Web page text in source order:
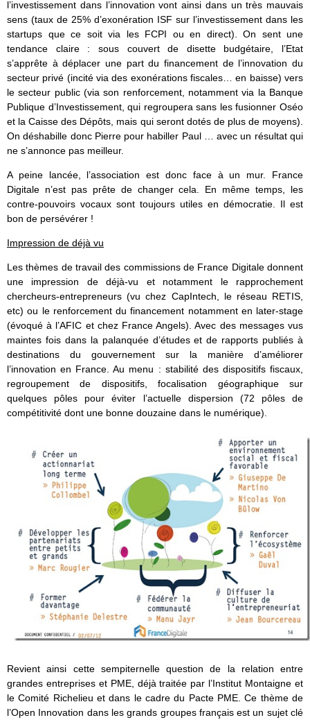
l’investissement dans l’innovation vont ainsi dans un très mauvais
sens (taux de 25% d’exonération ISF sur l’investissement dans les
startups que ce soit via les FCPI ou en direct). On sent une
tendance claire : sous couvert de disette budgétaire, l’Etat
s’apprête à déplacer une part du financement de l’innovation du
secteur privé (incité via des exonérations fiscales… en baisse) vers
le secteur public (via son renforcement, notamment via la Banque
Publique d’Investissement, qui regroupera sans les fusionner Oséo
et la Caisse des Dépôts, mais qui seront dotés de plus de moyens).
On déshabille donc Pierre pour habiller Paul … avec un résultat qui
ne s’annonce pas meilleur.
A peine lancée, l’association est donc face à un mur. France
Digitale n’est pas prête de changer cela. En même temps, les
contre-pouvoirs vocaux sont toujours utiles en démocratie. Il est
bon de persévérer !
Impression de déjà vu
Les thèmes de travail des commissions de France Digitale donnent
une impression de déjà-vu et notamment le rapprochement
chercheurs-entrepreneurs (vu chez CapIntech, le réseau RETIS,
etc) ou le renforcement du financement notamment en later-stage
(évoqué à l’AFIC et chez France Angels). Avec des messages vus
maintes fois dans la palanquée d’études et de rapports publiés à
destinations du gouvernement sur la manière d’améliorer
l’innovation en France. Au menu : stabilité des dispositifs fiscaux,
regroupement de dispositifs, focalisation géographique sur
quelques pôles pour éviter l’actuelle dispersion (72 pôles de
compétitivité dont une bonne douzaine dans le numérique).
Revient ainsi cette sempiternelle question de la relation entre
grandes entreprises et PME, déjà traitée par l’Institut Montaigne et
le Comité Richelieu et dans le cadre du Pacte PME. Ce thème de
l’Open Innovation dans les grands groupes français est un sujet clé